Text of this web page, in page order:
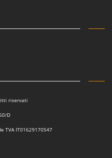
riservati
D
TVA IT01629170547